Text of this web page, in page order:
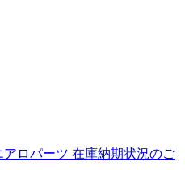
ロパーツ 在庫納期状況のご